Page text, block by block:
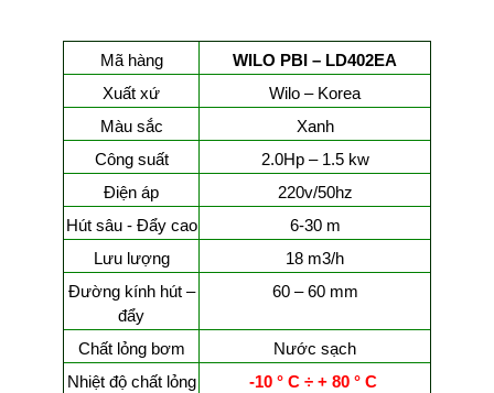
Mã hàng
WILO PBI – LD402EA
Xuất xứ
Wilo – Korea
Màu sắc
Xanh
Công suất
2.0Hp – 1.5 kw
Điện áp
220v/50hz
Hút sâu - Đẩy cao
6-30 m
Lưu lượng
18 m3/h
Đường kính hút –
đẩy
60 – 60 mm
Chất lỏng bơm
Nước sạch
Nhiệt độ chất lỏng
-10 ° C ÷ + 80 ° C